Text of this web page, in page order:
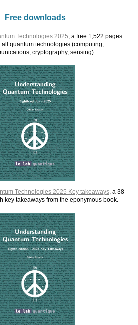
Free downloads
Technologies 2025 , a free 1,522 pages
quantum technologies (computing,
cryptography, sensing):
Technologies 2025 Key takeaways, a 38
key takeaways from the eponymous book.